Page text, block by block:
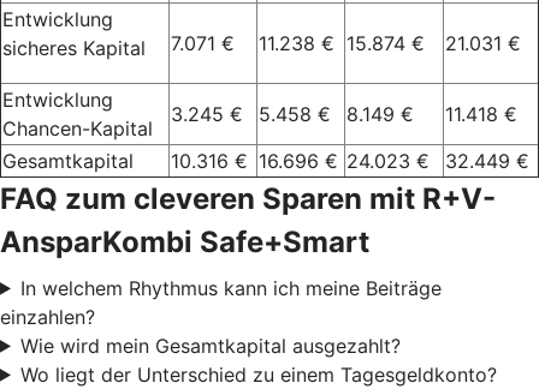
Entwicklung
sicheres Kapital
7.071 € 11.238 € 15.874 € 21.031 €
Entwicklung
Chancen-Kapital
3.245 € 5.458 € 8.149 €
11.418 €
Gesamtkapital
10.316 € 16.696 € 24.023 € 32.449 €
FAQ zum cleveren Sparen mit R+V-
AnsparKombi Safe+Smart
In welchem Rhythmus kann ich meine Beiträge
einzahlen?
Wie wird mein Gesamtkapital ausgezahlt?
Wo liegt der Unterschied zu einem Tagesgeldkonto?